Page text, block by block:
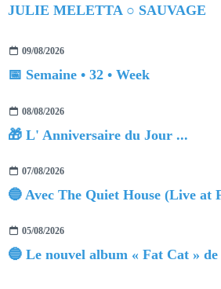
JULIE MELETTA ○ SAUVAGE
09/08/2026
📅 Semaine • 32 • Week
08/08/2026
🎁 L' Anniversaire du Jour ...
07/08/2026
05/08/2026